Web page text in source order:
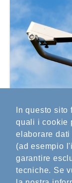
In questo
quali i cookie
elaborare
(ad esempio
garantire
tecniche. Se
FD71P
Sensore di
Sensore di
range di misura